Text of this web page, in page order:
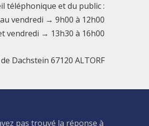
téléphonique et du public :
vendredi → 9h00 à 12h00
vendredi → 13h30 à 16h00
Dachstein 67120 ALTORF
pas trouvé la réponse à